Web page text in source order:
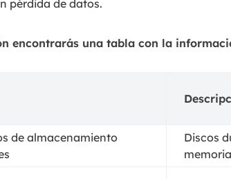
pérdida de datos.
encontrarás una tabla con la
de almacenamiento
Discos